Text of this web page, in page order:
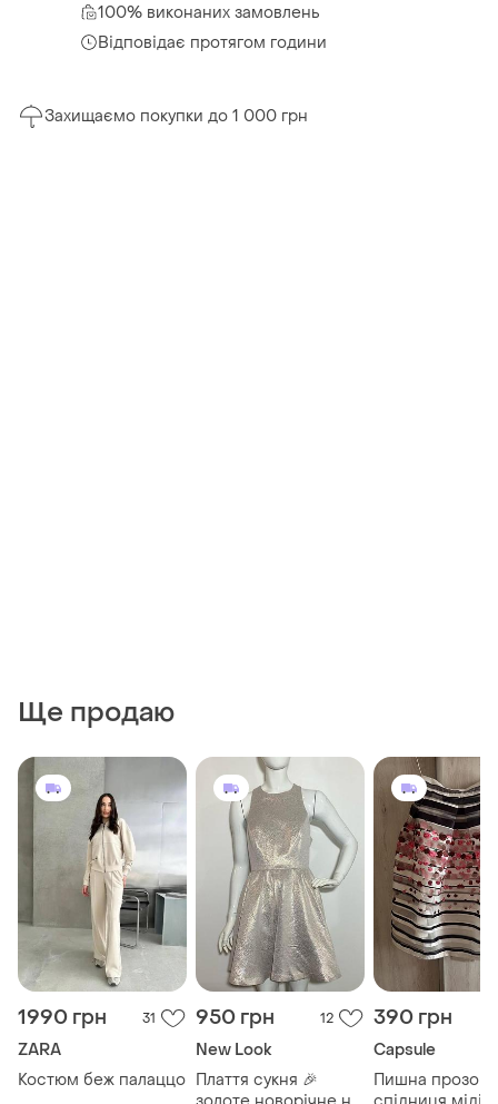
100% виконаних замовлень
Відповідає протягом години
Захищаємо покупки до 1 000 грн
Ще продаю
1990 грн 31
ZARA
Костюм беж палаццо
950 грн 12
New Look
Плаття сукня 🎉
390 грн
Capsule
Пишна прозора